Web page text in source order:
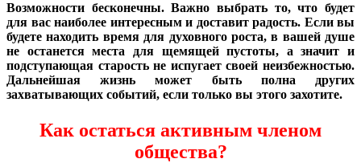
Возможности бесконечны. Важно выбрать то, что будет
для вас наиболее интересным и доставит радость. Если вы
будете находить время для духовного роста, в вашей душе
не останется места для щемящей пустоты, а значит и
подступающая старость не испугает своей неизбежностью.
Дальнейшая жизнь может быть полна других
захватывающих событий, если только вы этого захотите.
Как остаться активным членом
общества?